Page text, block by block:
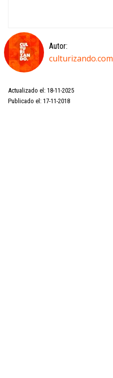
Autor:
culturizando.com
Actualizado el: 18-11-2025
Publicado el: 17-11-2018